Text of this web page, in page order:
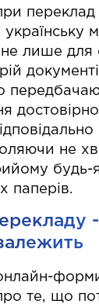
переклад
українську
лише для
не
будь-
паперів.
те, що